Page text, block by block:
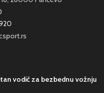
vodič za bezbednu vožnju